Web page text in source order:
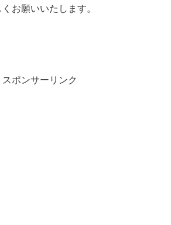
お願いいたします。
スポンサーリンク